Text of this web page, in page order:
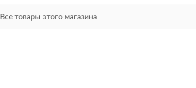
Все товары этого магазина